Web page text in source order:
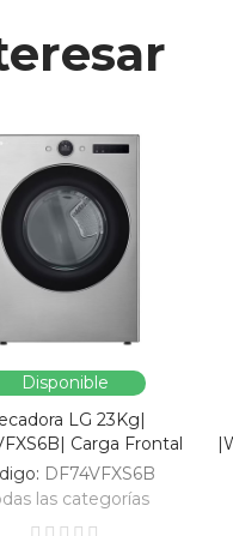
Disponible
LG 23Kg|
Carga Frontal
DF74VFXS6B
las categorías